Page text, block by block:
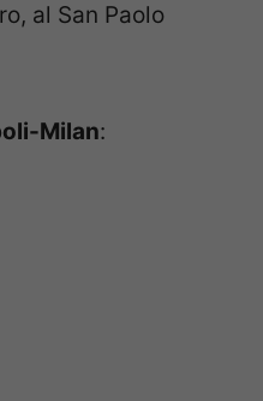
al San Paolo
Milan: